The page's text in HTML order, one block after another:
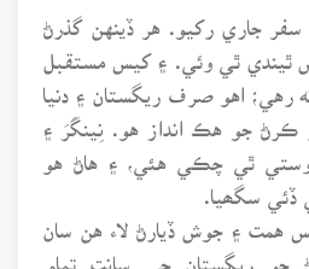
سفر جاري رکيو. هر ڏينهن گذرڻ
ٿيندي ٿي وئي. ۽ کيس مستقبل
رهي؛ اهو صرف ريگستان ۽ دنيا
ڪرڻ جو هڪ انداز هو. نِينگَرَ ۽
ٿي چڪي هئي، ۽ هاڻ هو
سگھيا.
همت ۽ جوش ڏيارڻ لاء هن سان
جو ريگستان جي سانت تمام